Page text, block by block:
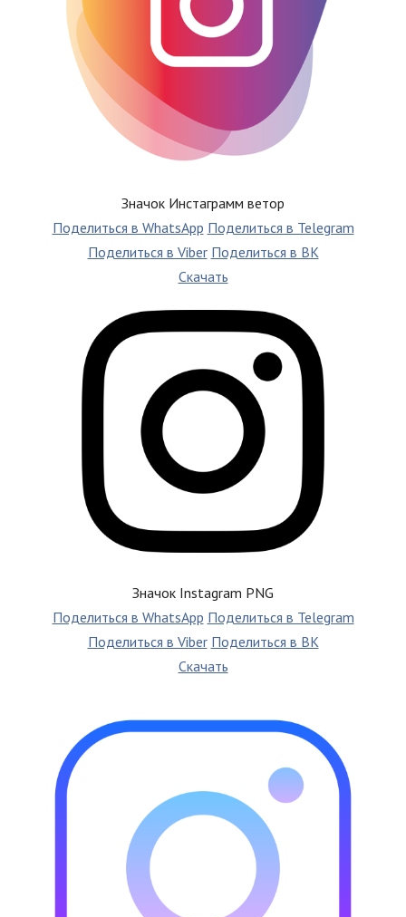
Значок Инстаграмм ветор
Поделиться в WhatsApp Поделиться в Telegram
Поделиться в Viber Поделиться в ВК
Скачать
Значок Instagram PNG
Поделиться в WhatsApp Поделиться в Telegram
Поделиться в Viber Поделиться в ВК
Скачать